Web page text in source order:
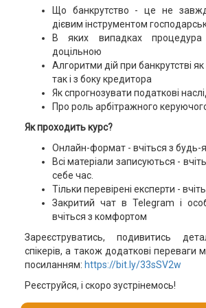
Що банкрутство - це не
дієвим інструментом
В яких випадках процедура
доцільною
Алгоритми дій при банкрутстві
так і з боку кредитора
Як спрогнозувати податкові
Про роль арбітражного
Як проходить курс?
Онлайн-формат - вчіться з будь-
Всі матеріали записуються -
себе час.
Тільки перевірені експерти -
Закритий чат в Telegram і
вчіться з комфортом
Зареєструватись, подивитись
спікерів, а також додаткові
посиланням: https://bit.ly/33sSV2w
Реєструйся, і скоро зустрінемось!